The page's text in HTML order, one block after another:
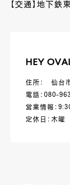
【交通】地下
HEY
住所： 仙台
電話：080-
営業情報：
定休日：木曜